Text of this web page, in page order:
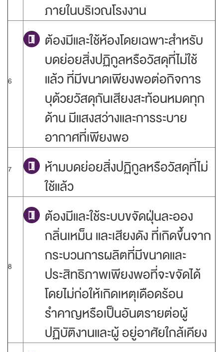
ภายในบริเวณโรงงาน
6
ต้องมีและใช้ห้องโดยเฉพาะสำหรับ
บดย่อยสิ่งปฏิกูลหรือวัสดุที่ไม่ใช้
แล้ว ที่มีขนาดเพียงพอต่อกิจการ
บุด้วยวัสดุกันเสียงสะท้อนหมดทุก
ด้าน มีแสงสว่างและการระบาย
อากาศที่เพียงพอ
7
ห้ามบดย่อยสิ่งปฏิกูลหรือวัสดุที่ไม่
ใช้แล้ว
8
ต้องมีและใช้ระบบขจัดฝุ่นละออง
กลิ่นเหม็น และเสียงดัง ที่เกิดขึ้นจาก
กระบวนการผลิตที่มีขนาดและ
ประสิทธิภาพเพียงพอที่จะขจัดได้
โดยไม่ก่อให้เกิดเหตุเดือดร้อน
รำคาญหรือเป็นอันตรายต่อผู้
ปฏิบัติงานและผู้ อยู่อาศัยใกล้เคียง